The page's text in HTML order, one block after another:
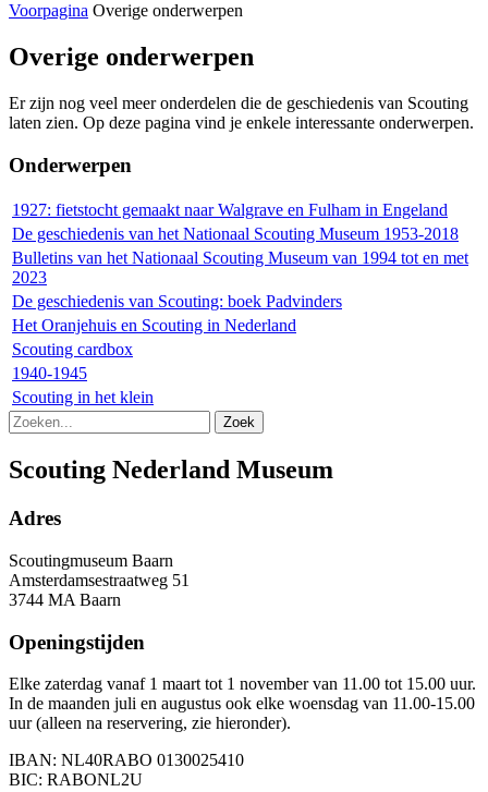
Voorpagina Overige onderwerpen
Overige onderwerpen
Er zijn nog veel meer onderdelen die de geschiedenis van Scouting
laten zien. Op deze pagina vind je enkele interessante onderwerpen.
Onderwerpen
1927: fietstocht gemaakt naar Walgrave en Fulham in Engeland
De geschiedenis van het Nationaal Scouting Museum 1953-2018
Bulletins van het Nationaal Scouting Museum van 1994 tot en met
2023
De geschiedenis van Scouting: boek Padvinders
Het Oranjehuis en Scouting in Nederland
Scouting cardbox
1940-1945
Scouting in het klein
Zoek
Scouting Nederland Museum
Adres
Scoutingmuseum Baarn
Amsterdamsestraatweg 51
3744 MA Baarn
Openingstijden
Elke zaterdag vanaf 1 maart tot 1 november van 11.00 tot 15.00 uur.
In de maanden juli en augustus ook elke woensdag van 11.00-15.00
uur (alleen na reservering, zie hieronder).
IBAN: NL40RABO 0130025410
BIC: RABONL2U